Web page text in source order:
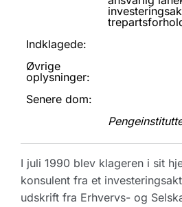
Indklagede:
Øvrige
oplysninger:
Senere dom:
I juli 1990 blev klageren i sit
konsulent fra et
udskrift fra Erhvervs- og